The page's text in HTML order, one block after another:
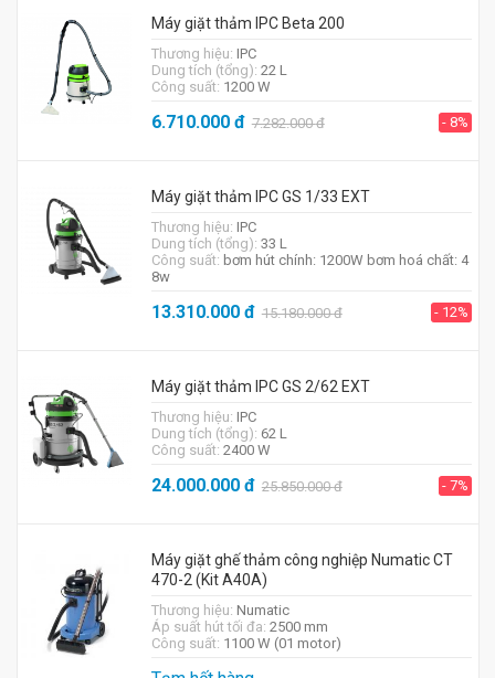
Máy giặt thảm IPC Beta 200
Thương hiệu: IPC
Dung tích (tổng): 22 L
Công suất: 1200 W
6.710.000đ 7.282.000đ - 8%
Máy giặt thảm IPC GS 1/33 EXT
Thương hiệu: IPC
Dung tích (tổng): 33 L
Công suất: bơm hút chính: 1200W bơm hoá chất: 4
8w
13.310.000đ 15.180.000đ - 12%
Máy giặt thảm IPC GS 2/62 EXT
Thương hiệu: IPC
Dung tích (tổng): 62 L
Công suất: 2400 W
24.000.000đ 25.850.000đ - 7%
Máy giặt ghế thảm công nghiệp Numatic CT
470-2 (Kit A40A)
Thương hiệu: Numatic
Áp suất hút tối đa: 2500 mm
Công suất: 1100 W (01 motor)